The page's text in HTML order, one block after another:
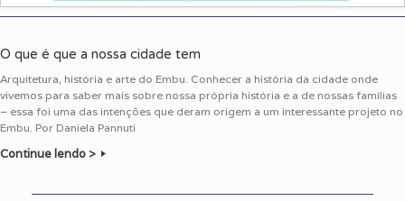
O que é que a nossa cidade tem
Arquitetura, história e arte do Embu. Conhecer a história da cidade onde
vivemos para saber mais sobre nossa própria história e a de nossas famílias
– essa foi uma das intenções que deram origem a um interessante projeto no
Embu. Por Daniela Pannuti
Continue lendo >